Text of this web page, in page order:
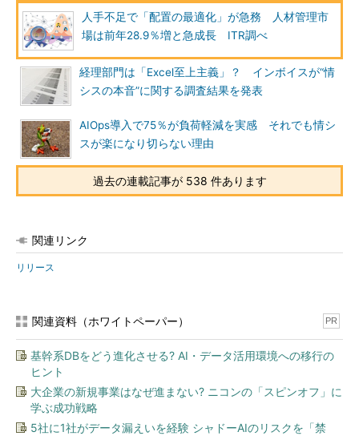
人手不足で「配置の最適化」が急務 人材管理市
場は前年28.9％増と急成長 ITR調べ
経理部門は「Excel至上主義」？ インボイスが“情
シスの本音”に関する調査結果を発表
AIOps導入で75％が負荷軽減を実感 それでも情シ
スが楽になり切らない理由
過去の連載記事が 538 件あります
関連リンク
リリース
関連資料（ホワイトペーパー） PR
基幹系DBをどう進化させる? AI・データ活用環境への移行の
ヒント
大企業の新規事業はなぜ進まない? ニコンの「スピンオフ」に
学ぶ成功戦略
5社に1社がデータ漏えいを経験 シャドーAIのリスクを「禁